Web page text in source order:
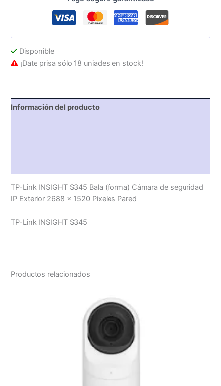
Disponible
¡Date prisa sólo 18 uniades en stock!
Información del producto
TP-Link INSIGHT S345 Bala (forma) Cámara de seguridad
IP Exterior 2688 x 1520 Pixeles Pared
TP-Link INSIGHT S345
Productos relacionados